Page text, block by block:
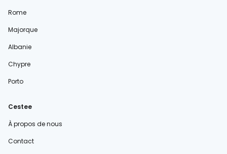
Rome
Majorque
Albanie
Chypre
Porto
Cestee
À propos de nous
Contact